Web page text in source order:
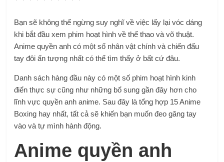
Bạn sẽ không thể ngừng suy nghĩ về việc lấy lại vóc dáng
khi bắt đầu xem phim hoạt hình về thể thao và võ thuật.
Anime quyền anh có một số nhân vật chính và chiến đấu
tay đôi ấn tượng nhất có thể tìm thấy ở bất cứ đâu.
Danh sách hàng đầu này có một số phim hoạt hình kinh
điển thực sự cũng như những bổ sung gần đây hơn cho
lĩnh vực quyền anh anime. Sau đây là tổng hợp 15 Anime
Boxing hay nhất, tất cả sẽ khiến bạn muốn đeo găng tay
vào và tự mình hành động.
Anime quyền anh